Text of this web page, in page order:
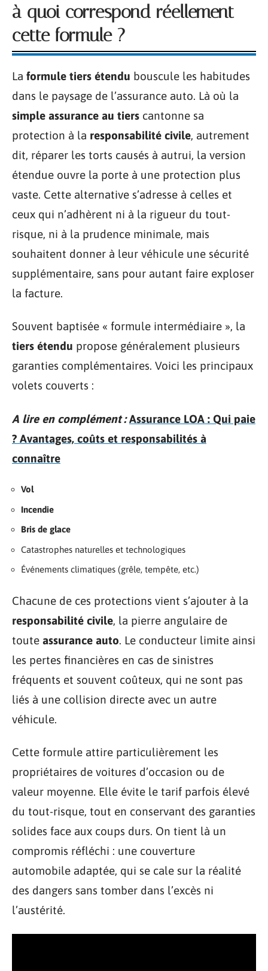
à quoi correspond réellement
cette formule ?
La formule tiers étendu bouscule les habitudes
dans le paysage de l’assurance auto. Là où la
simple assurance au tiers cantonne sa
protection à la responsabilité civile, autrement
dit, réparer les torts causés à autrui, la version
étendue ouvre la porte à une protection plus
vaste. Cette alternative s’adresse à celles et
ceux qui n’adhèrent ni à la rigueur du tout-
risque, ni à la prudence minimale, mais
souhaitent donner à leur véhicule une sécurité
supplémentaire, sans pour autant faire exploser
la facture.
Souvent baptisée « formule intermédiaire », la
tiers étendu propose généralement plusieurs
garanties complémentaires. Voici les principaux
volets couverts :
A lire en complément : Assurance LOA : Qui paie
? Avantages, coûts et responsabilités à
connaître
Vol
Incendie
Bris de glace
Catastrophes naturelles et technologiques
Événements climatiques (grêle, tempête, etc.)
Chacune de ces protections vient s’ajouter à la
responsabilité civile, la pierre angulaire de
toute assurance auto. Le conducteur limite ainsi
les pertes financières en cas de sinistres
fréquents et souvent coûteux, qui ne sont pas
liés à une collision directe avec un autre
véhicule.
Cette formule attire particulièrement les
propriétaires de voitures d’occasion ou de
valeur moyenne. Elle évite le tarif parfois élevé
du tout-risque, tout en conservant des garanties
solides face aux coups durs. On tient là un
compromis réfléchi : une couverture
automobile adaptée, qui se cale sur la réalité
des dangers sans tomber dans l’excès ni
l’austérité.